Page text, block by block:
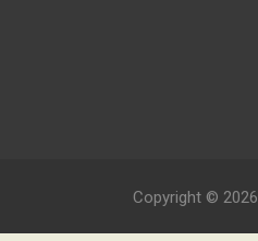
Copyright © 2026